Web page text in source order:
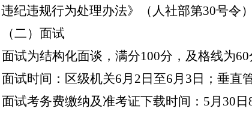
纪违规行为处理办法》（人社部第30号令
（二）
面试
面试为结构化面谈，满分100分， 及格线为
面试时间：区级机关6月2日至6月3日； 垂直
面试考务费缴纳及准考证下载时间： 5月30日